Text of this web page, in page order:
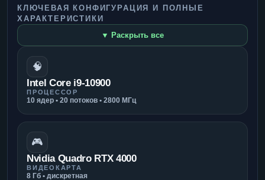
КЛЮЧЕВАЯ КОНФИГУРАЦИЯ И ПОЛНЫЕ
ХАРАКТЕРИСТИКИ
▼ Раскрыть все
🧠
Intel Core i9-10900
ПРОЦЕССОР
10 ядер • 20 потоков • 2800 МГц
🎮
Nvidia Quadro RTX 4000
ВИДЕОКАРТА
8 Гб • дискретная